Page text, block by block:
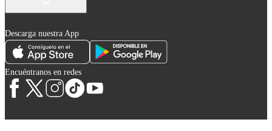
Descarga nuestra App
Encuéntranos en redes